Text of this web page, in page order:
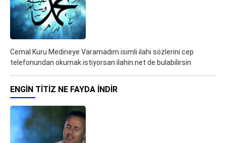
Cemal Kuru Medineye Varamadım isimli ilahi sözlerini cep
telefonundan okumak istiyorsan ilahin.net de bulabilirsin
ENGIN TITIZ NE FAYDA İNDIR